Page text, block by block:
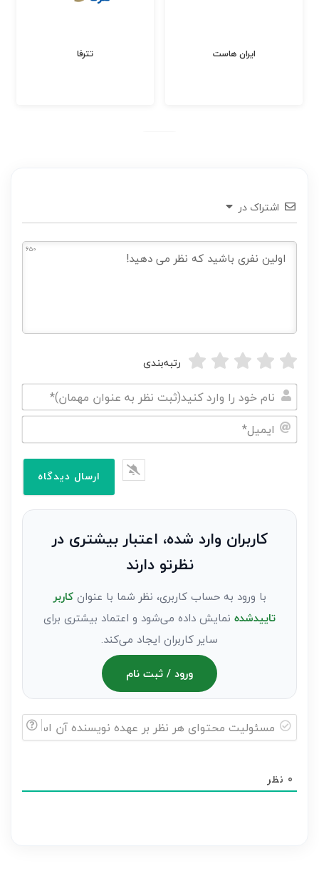
تترفا ایران هاست
اشتراک در
650
رتبه‌بندی
نام
خود
نظر
کاربران وارد شده، اعتبار بیشتری در
نظرتو دارند
با ورود به حساب کاربری، نظر شما با عنوانکاربر
تاییدشده نمایش داده می‌شود و اعتماد بیشتری برای
سایر کاربران ایجاد می‌کند.
ورود / ثبت نام
هر
0 نظر